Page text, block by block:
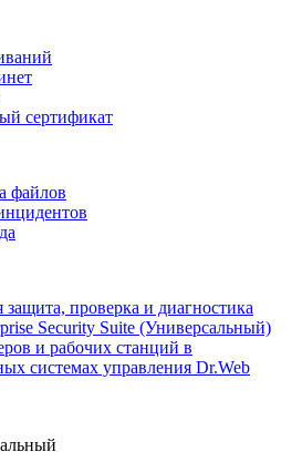
сертификат
файлов
защита, проверка и диагностика
Security Suite (Универсальный)
и рабочих станций в
системах управления Dr.Web